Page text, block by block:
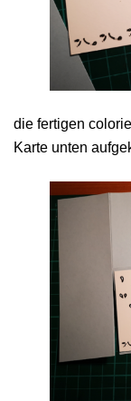
die fertigen
Karte unten